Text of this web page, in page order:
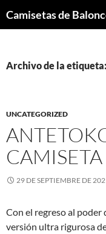
Archivo de la
UNCATEGORIZED
CAMISETA
29 DE SEPTIEMBRE DE
Con el regreso al poder
versión ultra rigurosa